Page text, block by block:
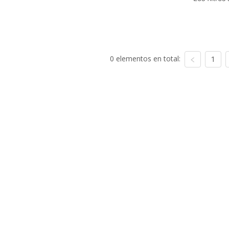
0 elementos en total: 1